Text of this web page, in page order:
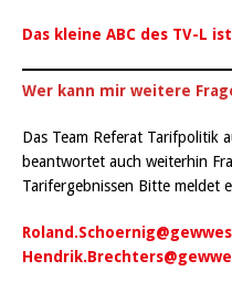
Das kleine ABC des TV-L
Wer kann mir weitere
Das Team Referat Tarifpolitik
beantwortet auch weiterhin
Tarifergebnissen Bitte meldet